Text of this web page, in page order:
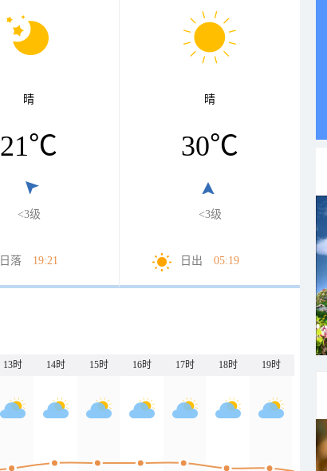
晴
21℃
<3级
日落 19:21
晴
30℃
<3级
日出 05:19
13时 14时 15时 16时 17时 18时 19时